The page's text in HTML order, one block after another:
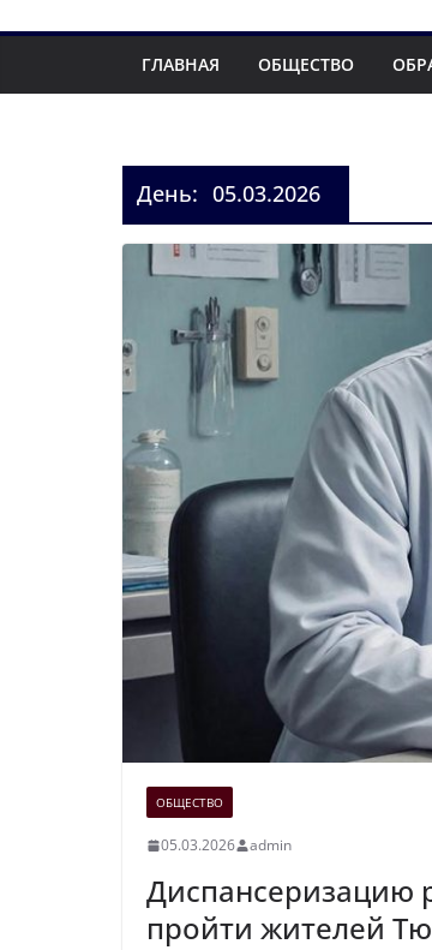
ГЛАВНАЯ ОБЩЕСТВО
День: 05.03.2026
ОБЩЕСТВО
05.03.2026 admin
Диспансеризацию
пройти жителей